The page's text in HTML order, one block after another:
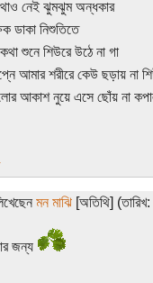
নেই ঝুমঝুম অন্ধকার
ডাকা নিশুতিতে
শুনে শিউরে উঠে না গা
আমার শরীরে কেউ ছড়ায় না
আকাশ নুয়ে এসে ছোঁয় না
মন মাঝি[অতিথি]
জন্য